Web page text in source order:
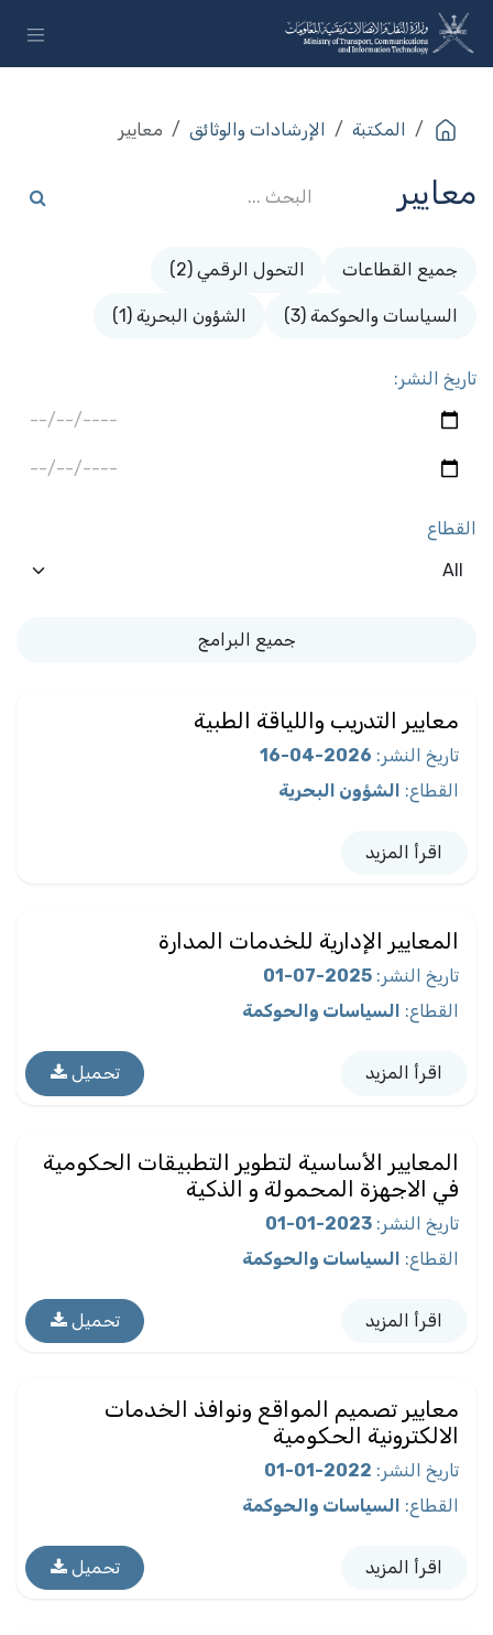
تخطي للذهاب إلى المحتوى
المكتبة الإرشادات والوثائق معايير
معايير
جميع القطاعات التحول الرقمي (2)
السياسات والحوكمة (3) الشؤون البحرية (1)
معايير التدريب واللياقة الطبية
تاريخ النشر :
2026-04-16
القطاع: الشؤون البحرية
اقرأ المزيد
المعايير الإدارية للخدمات المدارة
تاريخ النشر :
2025-07-01
القطاع: السياسات والحوكمة
اقرأ المزيد تحميل
المعايير الأساسية لتطوير التطبيقات الحكومية
في الاجهزة المحمولة و الذكية
تاريخ النشر :
2023-01-01
القطاع: السياسات والحوكمة
اقرأ المزيد تحميل
معايير تصميم المواقع ونوافذ الخدمات
الالكترونية الحكومية
تاريخ النشر :
2022-01-01
القطاع: السياسات والحوكمة
اقرأ المزيد تحميل
تاريخ النشر:
القطاع
جميع البرامج